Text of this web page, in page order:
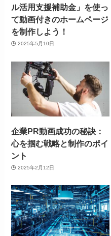
ル活用支援補助金」を使っ
て動画付きのホームページ
を制作しよう！
2025年5月10日
企業PR動画成功の秘訣：
心を掴む戦略と制作のポイ
ント
2025年2月12日